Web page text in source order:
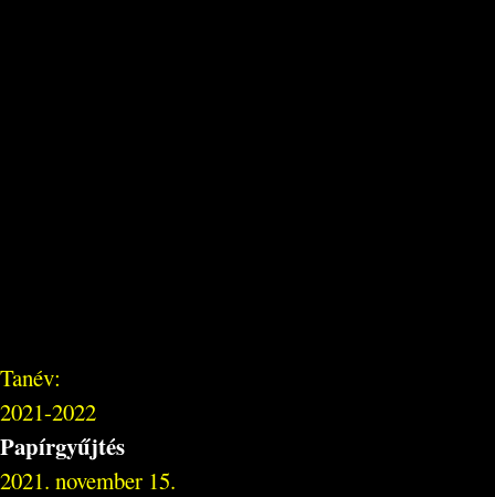
Tanév:
2021-2022
Papírgyűjtés
2021. november 15.